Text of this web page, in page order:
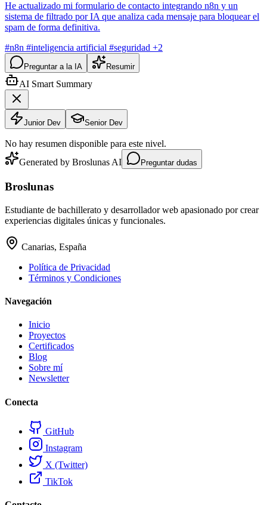
He actualizado mi formulario de contacto integrando n8n y un
sistema de filtrado por IA que analiza cada mensaje para bloquear el
spam de forma definitiva.
#n8n #inteligencia artificial #seguridad +2
Preguntar a la IA Resumir
AI Smart Summary
Junior Dev Senior Dev
No hay resumen disponible para este nivel.
Generated by Broslunas AI
Preguntar dudas
Broslunas
Estudiante de bachillerato y desarrollador web apasionado por crear
experiencias digitales únicas y funcionales.
Canarias, España
Política de Privacidad
Términos y Condiciones
Navegación
Inicio
Proyectos
Certificados
Blog
Sobre mí
Newsletter
Conecta
GitHub
Instagram
X (Twitter)
TikTok